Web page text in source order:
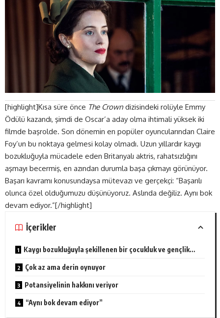
[highlight]Kısa süre önce The Crown dizisindeki rolüyle Emmy
Ödülü kazandı, şimdi de Oscar’a aday olma ihtimali yüksek iki
filmde başrolde. Son dönemin en popüler oyuncularından Claire
Foy’un bu noktaya gelmesi kolay olmadı. Uzun yıllardır kaygı
bozukluğuyla mücadele eden Britanyalı aktris, rahatsızlığını
aşmayı becermiş, en azından durumla başa çıkmayı görünüyor.
Başarı kavramı konusundaysa mütevazı ve gerçekçi: “Başarılı
olunca özel olduğumuzu düşünüyoruz. Aslında değiliz. Aynı bok
devam ediyor.”[/highlight]
İçerikler
Kaygı bozukluğuyla şekillenen bir çocukluk ve gençlik…
Çok az ama derin oynuyor
Potansiyelinin hakkını veriyor
“Aynı bok devam ediyor”